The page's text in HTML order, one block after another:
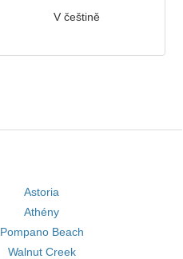
V češtině
Astoria
Athény
Pompano Beach
Walnut Creek